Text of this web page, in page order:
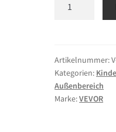
Spielautomat
mit
Licht
und
Artikelnummer:
Kategorien:
Außenbereich
Marke:VEVOR